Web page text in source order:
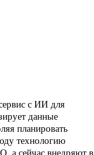
с ИИ для
данные
планировать
технологию
а сейчас внедряют в